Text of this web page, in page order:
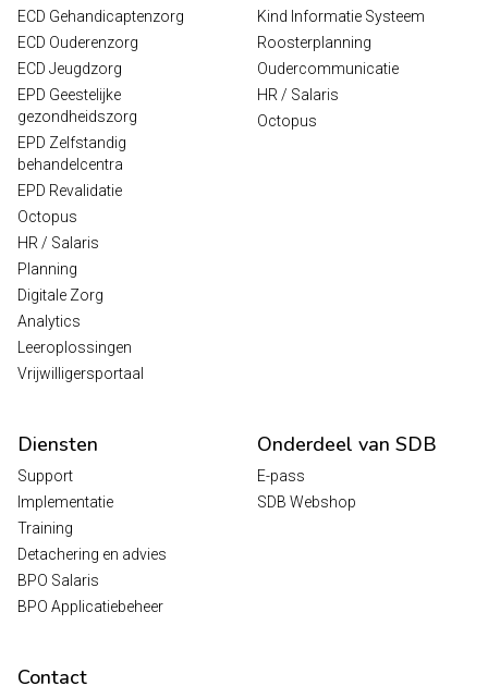
ECD Gehandicaptenzorg
ECD Ouderenzorg
ECD Jeugdzorg
EPD Geestelijke
gezondheidszorg
EPD Zelfstandig
behandelcentra
EPD Revalidatie
Octopus
HR / Salaris
Planning
Digitale Zorg
Analytics
Leeroplossingen
Vrijwilligersportaal
Kind Informatie Systeem
Roosterplanning
Oudercommunicatie
HR / Salaris
Octopus
Diensten
Support
Implementatie
Training
Detachering en advies
BPO Salaris
BPO Applicatiebeheer
Onderdeel van SDB
E-pass
SDB Webshop
Contact